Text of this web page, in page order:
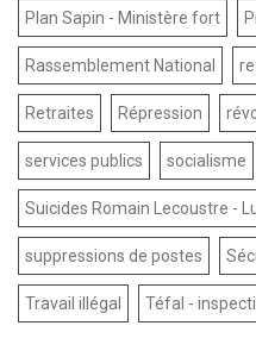
Plan Sapin - Ministère fort
Rassemblement National
Retraites Répression
services publics socialisme
Suicides Romain Lecoustre -
suppressions de postes
Travail illégal Téfal -